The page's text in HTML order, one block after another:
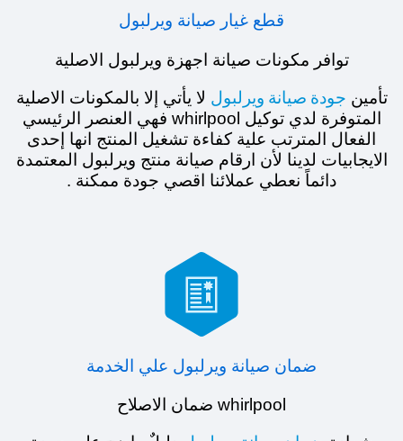
قطع غيار صيانة ويرلبول
توافر مكونات صيانة اجهزة ويرلبول الاصلية
تأمين جودة صيانة ويرلبول لا يأتي إلا بالمكونات الاصلية
المتوفرة لدي توكيل whirlpool فهي العنصر الرئيسي
الفعال المترتب علية كفاءة تشغيل المنتج انها إحدى
الايجابيات لدينا لأن ارقام صيانة منتج ويرلبول المعتمدة
دائماً نعطي عملائنا اقصي جودة ممكنة .

ضمان صيانة ويرلبول علي الخدمة
whirlpool ضمان الاصلاح